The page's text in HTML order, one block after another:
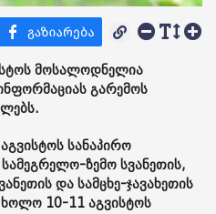
მოსალოდნელია
გარემოს
სანაპირო
ზემო სვანეთის,
და სამცხე-ჯავახეთის
ხოლო 10-11 აგვისტოს